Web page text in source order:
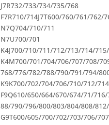
J7R732/733/734/735/768
F7R710/714J7T600/760/761/762/
N7Q704/710/711
N7U700/701
K4J700/710/711/712/713/714/
K4M700/701/704/706/707/708/
768/776/782/788/790/791/794/
K9K700/702/704/706/710/712/
F9Q610/650/664/670/674/71/
88/790/796/800/803/804/808/
G9T600/605/700/702/703/706/